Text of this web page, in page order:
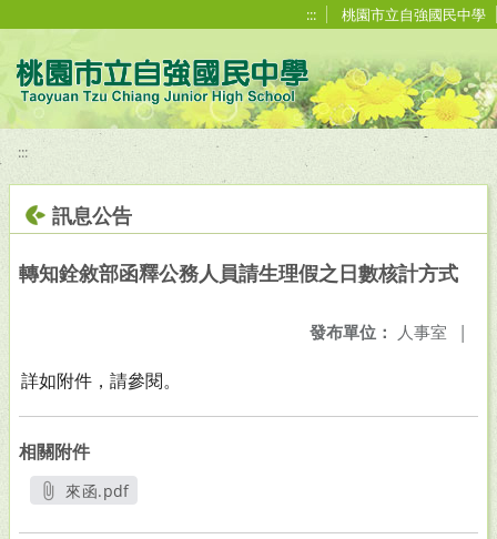
::: 桃園市立自強國民中學
:::
訊息公告
轉知銓敘部函釋公務人員請生理假之日數核計方式
發布單位： 人事室 |
詳如附件，請參閱。
相關附件
來函.pdf